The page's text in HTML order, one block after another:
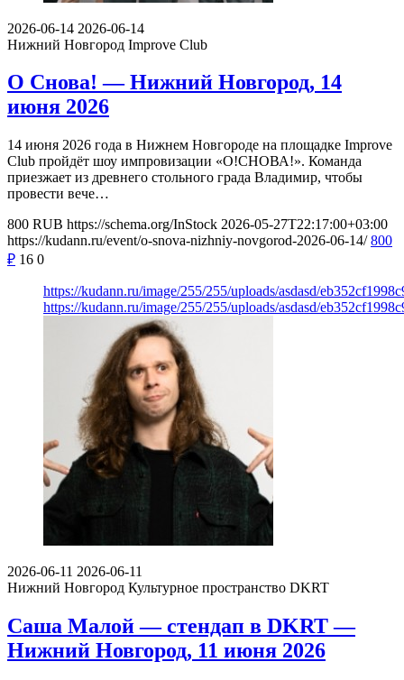
2026-06-14 2026-06-14
Нижний Новгород Improve Club
О Снова! — Нижний Новгород, 14
июня 2026
14 июня 2026 года в Нижнем Новгороде на площадке Improve
Club пройдёт шоу импровизации «О!СНОВА!». Команда
приезжает из древнего стольного града Владимир, чтобы
провести вече…
800 RUB https://schema.org/InStock 2026-05-27T22:17:00+03:00
https://kudann.ru/event/o-snova-nizhniy-novgorod-2026-06-14/ 800
₽ 16 0
https://kudann.ru/image/255/255/uploads/asdasd/
https://kudann.ru/image/255/255/uploads/asdasd/
2026-06-11 2026-06-11
Нижний Новгород Культурное пространство DKRT
Саша Малой — стендап в DKRT —
Нижний Новгород, 11 июня 2026